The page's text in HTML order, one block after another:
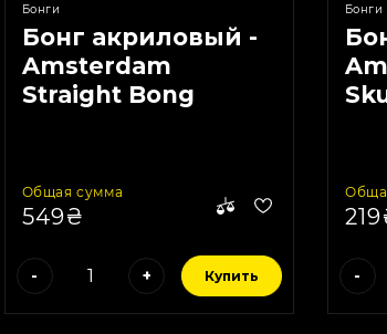
Бонги
Бонг акриловый -
Amsterdam
Straight Bong
Общая сумма
549₴
- + Купить
Бонги
-